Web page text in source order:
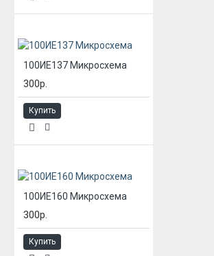
100ИЕ137 Микросхема
300р.
Купить
100ИЕ160 Микросхема
300р.
Купить